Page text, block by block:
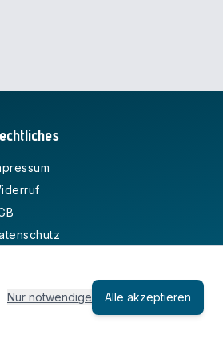
Nur notwendige Alle akzeptieren
Policy